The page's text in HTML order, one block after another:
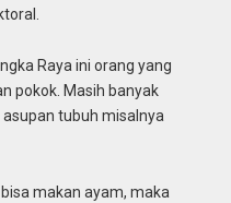
Raya ini orang yang
pokok. Masih banyak
tubuh misalnya
makan ayam, maka